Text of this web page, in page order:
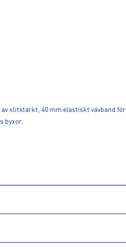
slitstarkt, 40 mm elastiskt vävband för
byxor.